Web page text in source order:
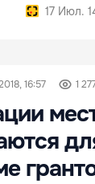
17 Июл.
16:57 1